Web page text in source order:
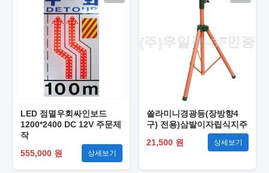
LED 점멸우회싸인보드
1200*2400 DC 12V 주문제
작
555,000 원
상세보기
쏠라미니경광등(장방향4
구) 전용)삼발이자립식지주
21,500 원
상세보기